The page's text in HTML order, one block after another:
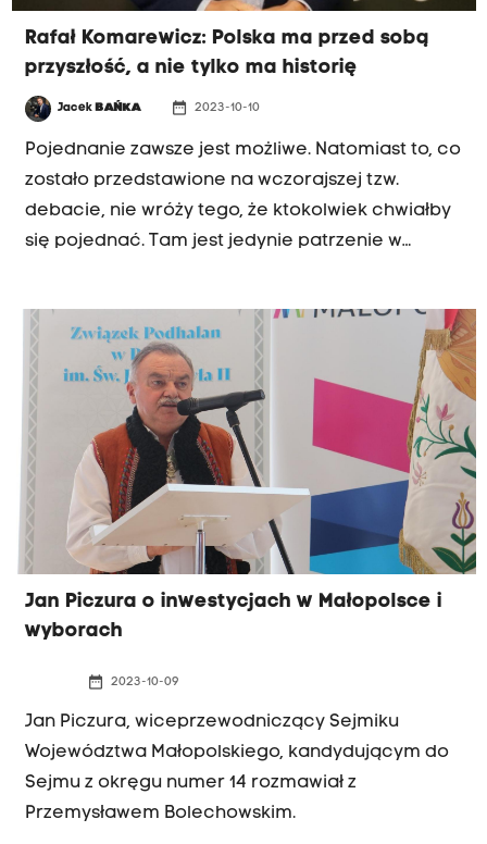
Rafał Komarewicz: Polska ma przed sobą
przyszłość, a nie tylko ma historię
Jacek BAŃKA date_range 2023-10-10
Pojednanie zawsze jest możliwe. Natomiast to, co
zostało przedstawione na wczorajszej tzw.
debacie, nie wróży tego, że ktokolwiek chwiałby
się pojednać. Tam jest jedynie patrzenie w
Trzeciej Drogi mówił w porannej rozmowie Radia
Kraków Rafał Komarewicz, krakowska jedynka
Trzeciej Drogi. Polska to jest kraj, który ma przed
sobą przyszłość, a nie tylko ma historię - mówił
Rafał Komarewicz.
Jan Piczura o inwestycjach w Małopolsce i
wyborach
date_range 2023-10-09
Jan Piczura, wiceprzewodniczący Sejmiku
Województwa Małopolskiego, kandydującym do
Sejmu z okręgu numer 14 rozmawiał z
Przemysławem Bolechowskim.